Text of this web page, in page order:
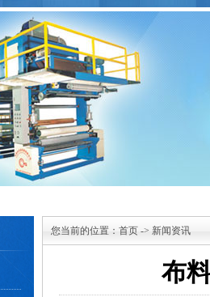
热熔胶涂布机
热熔胶膜复合
您当前的位置： 首页 -> 新闻资讯
布